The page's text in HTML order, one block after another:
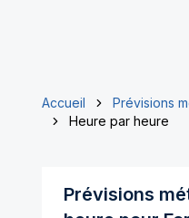
Accueil
Prévisions
Heure par heure
Prévisions